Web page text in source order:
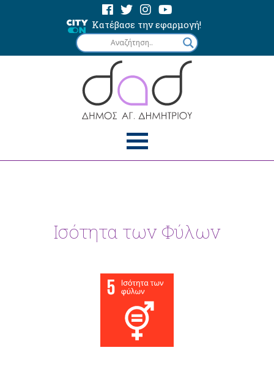
Κατέβασε την εφαρμογή!
Ισότητα των Φύλων